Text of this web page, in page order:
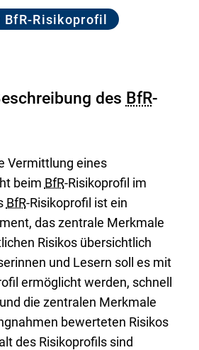
Risikoprofil
des BfR-
Vermittlung eines
beim BfR-Risikoprofil im
BfR-Risikoprofil ist ein
das zentrale Merkmale
Risikos übersichtlich
und Lesern soll es mit
ermöglicht werden, schnell
die zentralen Merkmale
bewerteten Risikos
des Risikoprofils sind